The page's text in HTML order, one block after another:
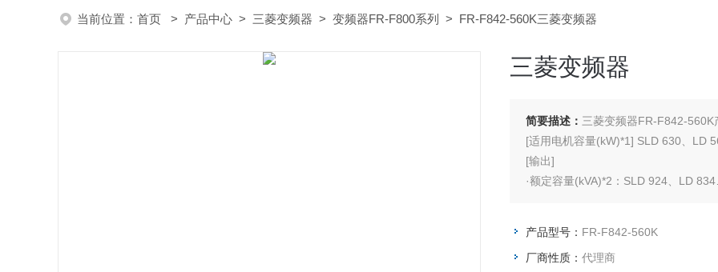
当前位置： 首页 > 产品中心 > 三菱变频器 > 变频器FR-F800系列 > FR-F842-560K三菱变频器
三菱变频器
简要描述： 三菱变频器FR-F842-560K
[适用电机容量(kW)*1] SLD 630、LD
[输出]
·额定容量(kVA)*2：SLD 924、LD 834
SLD：5600% 60s、120% 3s (反时
LD：120% 60s、5600%
产品型号： FR-F842-560K
厂商性质： 代理商